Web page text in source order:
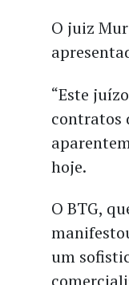
O juiz
“Este
contratos
hoje.
O BTG,
um